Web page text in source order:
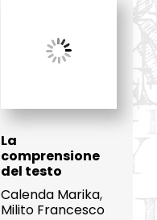
La
comprensione
del testo
Calenda Marika,
Milito Francesco